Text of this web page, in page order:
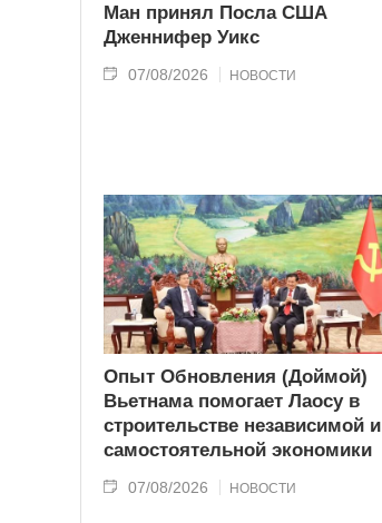
Ман принял Посла США
Дженнифер Уикс
07/08/2026 НОВОСТИ
Опыт Обновления (Доймой)
Вьетнама помогает Лаосу в
строительстве независимой и
самостоятельной экономики
07/08/2026 НОВОСТИ